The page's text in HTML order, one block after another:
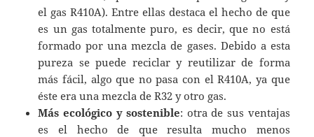
el gas R410A). Entre ellas destaca el hecho de que
es un gas totalmente puro, es decir, que no está
formado por una mezcla de gases. Debido a esta
pureza se puede reciclar y reutilizar de forma
más fácil, algo que no pasa con el R410A, ya que
éste era una mezcla de R32 y otro gas.
Más ecológico y sostenible: otra de sus ventajas
es el hecho de que resulta mucho menos